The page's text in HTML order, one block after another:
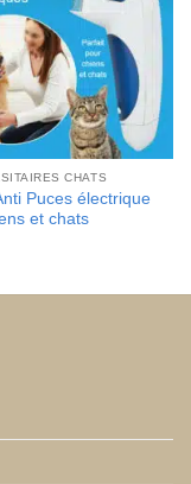
CHATS
Puces électrique
et chats